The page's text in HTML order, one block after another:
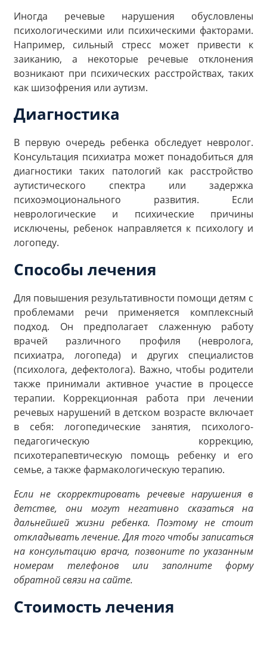
Иногда речевые нарушения обусловлены
психологическими или психическими факторами.
Например, сильный стресс может привести к
заиканию, а некоторые речевые отклонения
возникают при психических расстройствах, таких
как шизофрения или аутизм.
Диагностика
В первую очередь ребенка обследует невролог.
Консультация психиатра может понадобиться для
диагностики таких патологий как расстройство
аутистического спектра или задержка
психоэмоционального развития. Если
неврологические и психические причины
исключены, ребенок направляется к психологу и
логопеду.
Способы лечения
Для повышения результативности помощи детям с
проблемами речи применяется комплексный
подход. Он предполагает слаженную работу
врачей различного профиля (невролога,
психиатра, логопеда) и других специалистов
(психолога, дефектолога). Важно, чтобы родители
также принимали активное участие в процессе
терапии. Коррекционная работа при лечении
речевых нарушений в детском возрасте включает
в себя: логопедические занятия, психолого-
педагогическую коррекцию,
психотерапевтическую помощь ребенку и его
семье, а также фармакологическую терапию.
Если не скорректировать речевые нарушения в
детстве, они могут негативно сказаться на
дальнейшей жизни ребенка. Поэтому не стоит
откладывать лечение. Для того чтобы записаться
на консультацию врача, позвоните по указанным
номерам телефонов или заполните форму
обратной связи на сайте.
Стоимость лечения